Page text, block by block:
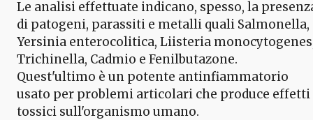
Le analisi effettuate indicano, spesso, la
di patogeni, parassiti e metalli quali Salmonella,
Yersinia enterocolitica, Liisteria
Trichinella, Cadmio e Fenilbutazone.
Quest'ultimo è un potente antinfiammatorio
usato per problemi articolari che produce effetti
tossici sull'organismo umano.